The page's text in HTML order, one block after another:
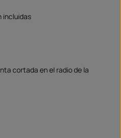
incluidas
cortada en el radio de la